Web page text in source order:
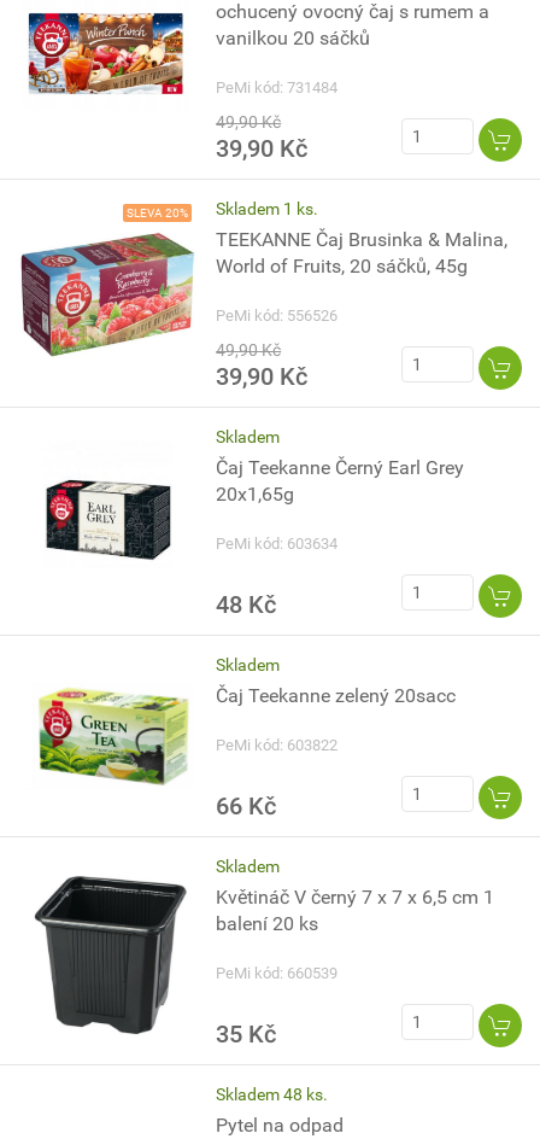
ochucený ovocný čaj s rumem a
vanilkou 20 sáčků
PeMi kód: 731484
49,90 Kč
39,90 Kč
SLEVA 20% Skladem 1 ks.
TEEKANNE Čaj Brusinka & Malina,
World of Fruits, 20 sáčků, 45g
PeMi kód: 556526
49,90 Kč
39,90 Kč
Skladem
Čaj Teekanne Černý Earl Grey
20x1,65g
PeMi kód: 603634
48 Kč
Skladem
Čaj Teekanne zelený 20sacc
PeMi kód: 603822
66 Kč
Skladem
Květináč V černý 7 x 7 x 6,5 cm 1
balení 20 ks
PeMi kód: 660539
35 Kč
Skladem 48 ks.
Pytel na odpad